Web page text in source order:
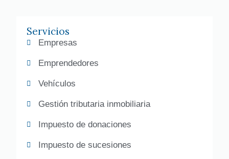
Servicios
Empresas
Emprendedores
Vehículos
Gestión tributaria inmobiliaria
Impuesto de donaciones
Impuesto de sucesiones